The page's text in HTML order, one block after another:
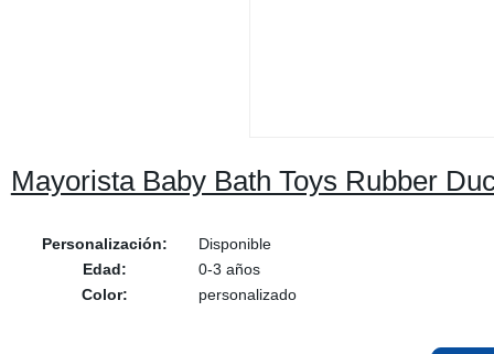
Mayorista Baby Bath Toys Rubber
Personalización:
Disponible
Edad:
0-3 años
Color:
personalizado